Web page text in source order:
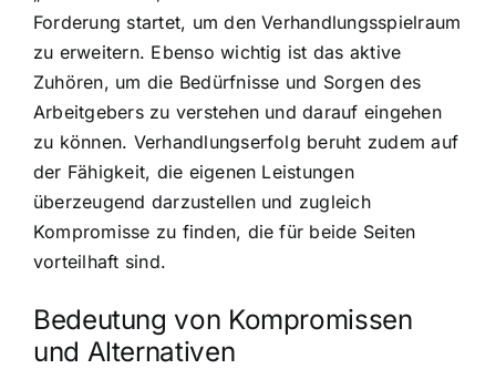
Forderung startet, um den Verhandlungsspielraum
zu erweitern. Ebenso wichtig ist das aktive
Zuhören, um die Bedürfnisse und Sorgen des
Arbeitgebers zu verstehen und darauf eingehen
zu können. Verhandlungserfolg beruht zudem auf
der Fähigkeit, die eigenen Leistungen
überzeugend darzustellen und zugleich
Kompromisse zu finden, die für beide Seiten
vorteilhaft sind.
Bedeutung von Kompromissen
und Alternativen